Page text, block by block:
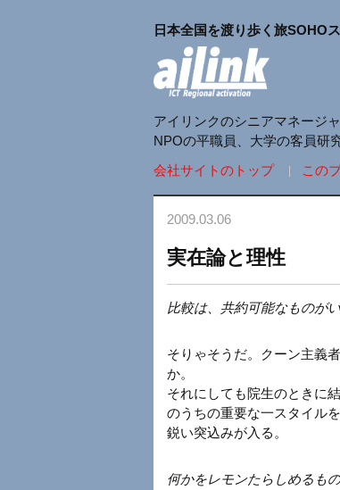
日本全国を渡り歩く旅SOHO
アイリンクのシニアマネージ
NPOの平職員、大学の客員研
会社サイトのトップ
この
2009.03.06
実在論と理性
比較は、共約可能なものが
そりゃそうだ。クーン主義
か。
それにしても院生のときに
のうちの重要な一スタイル
鋭い突込みが入る。
何かをレモンたらしめるも